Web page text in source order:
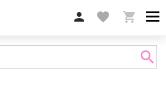
 favorite 
search